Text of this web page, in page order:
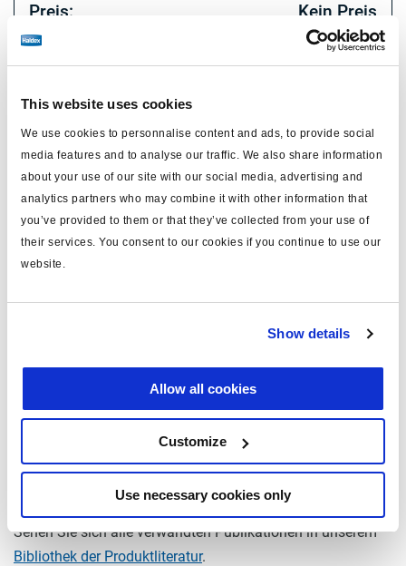
This website uses cookies
We use cookies to personnalise content and ads, to provide social
media features and to analyse our traffic. We also share information
about your use of our site with our social media, advertising and
analytics partners who may combine it with other information that
you’ve provided to them or that they’ve collected from your use of
their services. You consent to our cookies if you continue to use our
website.
Show details
Allow all cookies
Customize
Use necessary cookies only
Preis: Kein Preis
Loggen Sie sich ein, um den Bestand zu sehen und zu
bestellen.
Technische Daten
Typ Stromversorgungskabel
für ISO 1185 (24N)
24
Sehen Sie sich alle verwandten Publikationen in unserem
Bibliothek der Produktliteratur.